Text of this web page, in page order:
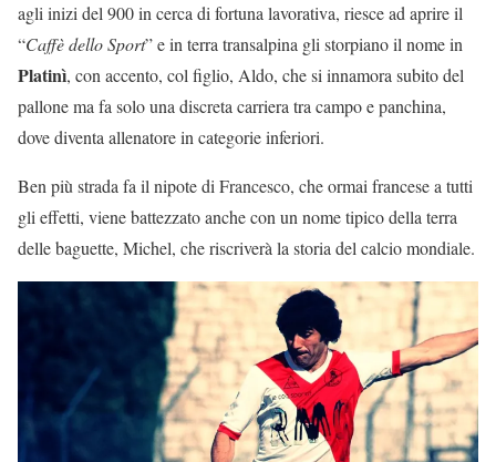
agli inizi del 900 in cerca di fortuna lavorativa, riesce ad aprire il
“Caffè dello Sport” e in terra transalpina gli storpiano il nome in
Platinì, con accento, col figlio, Aldo, che si innamora subito del
pallone ma fa solo una discreta carriera tra campo e panchina,
dove diventa allenatore in categorie inferiori.
Ben più strada fa il nipote di Francesco, che ormai francese a tutti
gli effetti, viene battezzato anche con un nome tipico della terra
delle baguette, Michel, che riscriverà la storia del calcio mondiale.